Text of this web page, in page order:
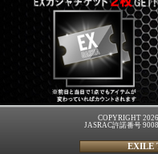
COPYRIGHT
JASRAC許諾番号
EXILE